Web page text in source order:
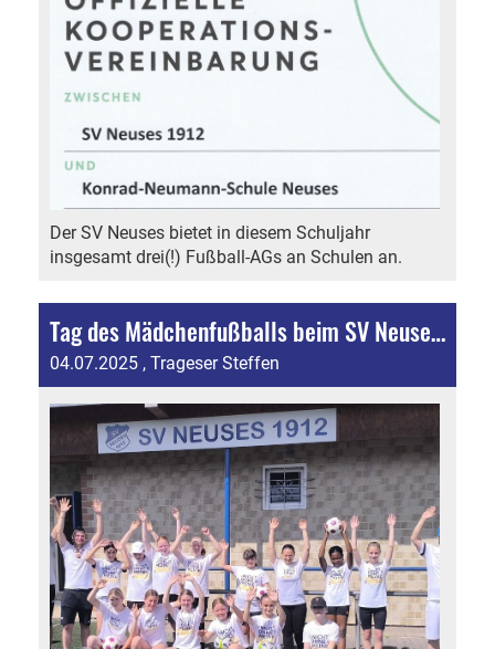
Der SV Neuses bietet in diesem Schuljahr
insgesamt drei(!) Fußball-AGs an Schulen an.
Tag des Mädchenfußballs beim SV Neuses 1912 ein voller Erfolg
04.07.2025 , Trageser Steffen